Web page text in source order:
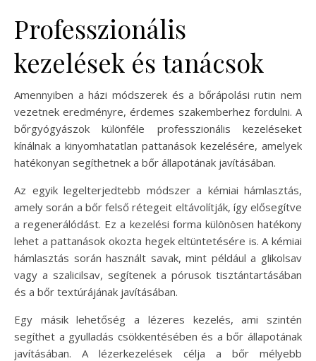
Professzionális
kezelések és tanácsok
Amennyiben a házi módszerek és a bőrápolási rutin nem
vezetnek eredményre, érdemes szakemberhez fordulni. A
bőrgyógyászok különféle professzionális kezeléseket
kínálnak a kinyomhatatlan pattanások kezelésére, amelyek
hatékonyan segíthetnek a bőr állapotának javításában.
Az egyik legelterjedtebb módszer a kémiai hámlasztás,
amely során a bőr felső rétegeit eltávolítják, így elősegítve
a regenerálódást. Ez a kezelési forma különösen hatékony
lehet a pattanások okozta hegek eltüntetésére is. A kémiai
hámlasztás során használt savak, mint például a glikolsav
vagy a szalicilsav, segítenek a pórusok tisztántartásában
és a bőr textúrájának javításában.
Egy másik lehetőség a lézeres kezelés, ami szintén
segíthet a gyulladás csökkentésében és a bőr állapotának
javításában. A lézerkezelések célja a bőr mélyebb